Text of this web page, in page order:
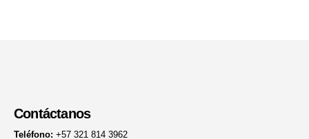
Contáctanos
Teléfono: +57 321 814 3962